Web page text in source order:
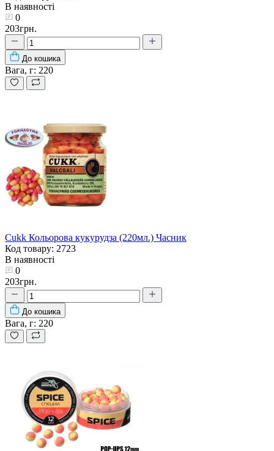
В наявності
0
203грн.
До кошика
Вага, г: 220
Cukk Кольорова кукурудза (220мл.) Часник
Код товару: 2723
В наявності
0
203грн.
До кошика
Вага, г: 220